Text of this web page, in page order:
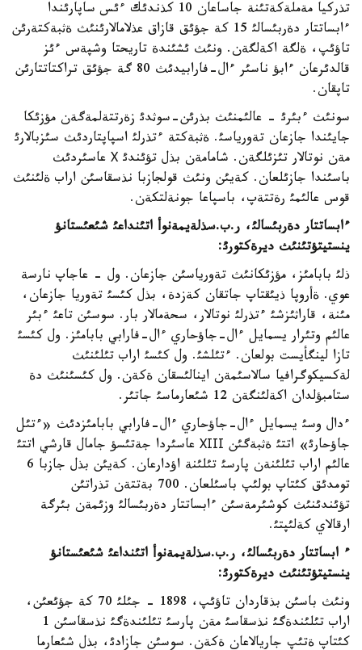
تذركيا مةملةكةتئنة جاساعان 10 كذندئك ءئس ساپارئندا
ءابساتتار دةربئسالئ 15 كة جؤئق قازاق عذلامالارئنئث ةثبةكتةرئن
تاؤئپ، ةلگة اكةلگةن. ونئث ئشئندة تاريحتا وشپةس ءئز
قالدئرعان ءابؤ ناسئر ءال-فارابيدئث 80 گة جؤئق تراكتاتتارئن
تاپقان.
سونئث ءبئرئ - عالئمنئث بذرئن-سوثدئ زةرتتةلمةگةن مؤزئكا
جايئندا جازعان تةورياسئ. ةثبةكتة ءتذرلئ اسپاپتاردئث سئزبالارئ
مةن نوتالار تئزئلگةن. شامامةن بذل تؤئندئ Х عاسئردئث
باسئندا جازئلعان. كةيئن ونئث قولجازبا نذسقاسئن اراب ةلئنئث
قوس عالئمئ رةتتةپ، باسپاعا جونةلتكةن.
ءابساتتار دةربئسالئ، ر.ب.سذلةيمةنوأ اتئنداعئ شئعئستانؤ
ينستيتؤتئنئث ديرةكتورئ:
ذلئ بابامئز، مؤزئكانئث تةورياسئن جازعان. ول - عاجاپ نارسة
عوي. ةأروپا ذيئقتاپ جاتقان كةزدة، بذل كئسئ تةوريا جازعان،
مئنة، قاراثئزشئ ءتذرلئ نوتالار، سحةمالار بار. سوسئن تاعئ ءبئر
عالئم وتئرار يسمايل ءال-جاؤحاري ءال-فارابي بابامئز. ول كئسئ
تازا لينگأيست بولعان. ءتئلشئ. ول كئسئ اراب تئلئنئث
لةكسيكوگرافيا سالاسئمةن اينالئسقان ةكةن. ول كئسئنئث دة
ستامبؤلدان اكةلئنگةن 12 شئعارماسئ جاتئر.
ءدال وسئ يسمايل ءال-جاؤحاري ءال-فارابي بابامئزدئث «ءتئل
جاؤحارئ» اتتئ ةثبةگئن ХІІІ عاسئردا جةتئسؤ جامال قارشي اتتئ
عالئم اراب تئلئنةن پارسئ تئلئنة اؤدارعان. كةيئن بذل جازبا 6
تومدئق كئتاپ بولئپ باسئلعان. 700 بةتتةن تذراتئن
تؤئندئنئث كوشئرمةسئن ءابساتتار دةربئسالئ وزئمةن بئرگة
ارقالاي كةلئپتئ.
ء ابساتتار دةربئسالئ، ر.ب.سذلةيمةنوأ اتئنداعئ شئعئستانؤ
ينستيتؤتئنئث ديرةكتورئ:
ونئث باسئن بذقاردان تاؤئپ، 1898 - جئلئ 70 كة جؤئعئن،
اراب تئلئندةگئ نذسقاسئ مةن پارسئ تئلئندةگئ نذسقاسئن 1
كئتاپ ةتئپ جاريالاعان ةكةن. سوسئن جازادئ، بذل شئعارما